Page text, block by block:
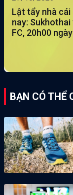
Lật tẩy nhà cái
nay:
FC, 20h00
BẠN CÓ THỂ